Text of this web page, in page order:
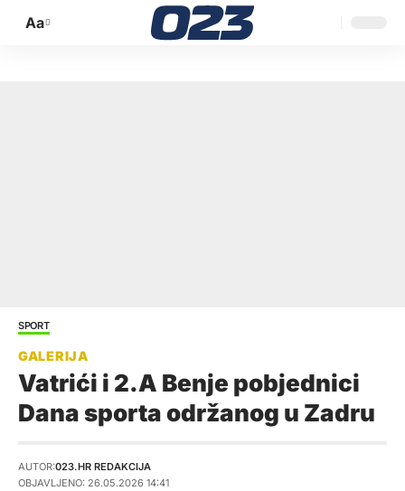
Promijeni
Aa
SPORT
Vatrići i 2.A Benje pobjednici
Dana sporta održanog u Zadru
AUTOR:023.HR REDAKCIJA
OBJAVLJENO: 26.05.2026 14:41